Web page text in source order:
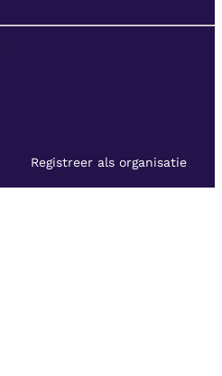
Registreer als organisatie